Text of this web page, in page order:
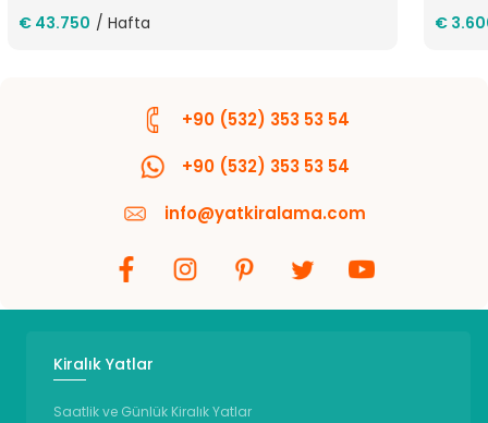
€ 43.750 / Hafta €
+90 (532) 353 53 54
+90 (532) 353 53 54
info@yatkiralama.com
Kiralık Yatlar
Saatlik ve Günlük Kiralık Yatlar